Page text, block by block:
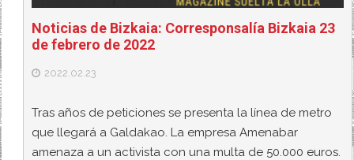
Noticias de Bizkaia: Corresponsalía Bizkaia 23
de febrero de 2022
2022.02.23
Tras años de peticiones se presenta la línea de metro
que llegará a Galdakao. La empresa Amenabar
amenaza a un activista con una multa de 50.000 euros.